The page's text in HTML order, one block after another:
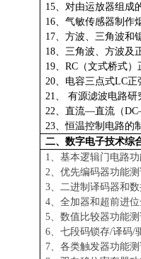
15、对由运放器组成
16、气敏传感器制作
17、方波、三角波和
18、三角波、方波及
19、RC（文式桥式
20、电容三点式LC正
21、 有源滤波电路研
22、直流—直流（
23、恒温控制电路的
二、 数字电子技术综
1、基本逻辑门电路
2、优先编码器功能
3、二进制译码器和
4、全加器和超前进
5、数值比较器功能
6、七段码锁存/译码/
7、各类触发器功能